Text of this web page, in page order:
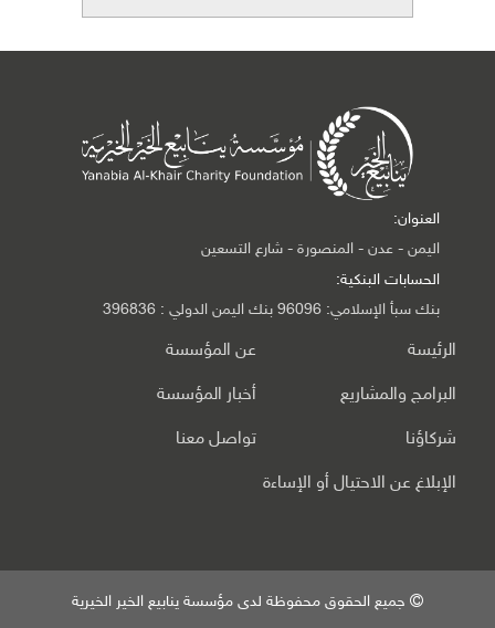
العنوان:
اليمن - عدن - المنصورة - شارع التسعين
الحسابات البنكية:
بنك سبأ الإسلامي: 96096 بنك اليمن الدولي : 396836
الرئيسة عن المؤسسة
البرامج والمشاريع أخبار المؤسسة
شركاؤنا تواصل معنا
الإبلاغ عن الاحتيال أو الإساءة
جميع الحقوق محفوظة لدى مؤسسة ينابيع الخير الخيرية